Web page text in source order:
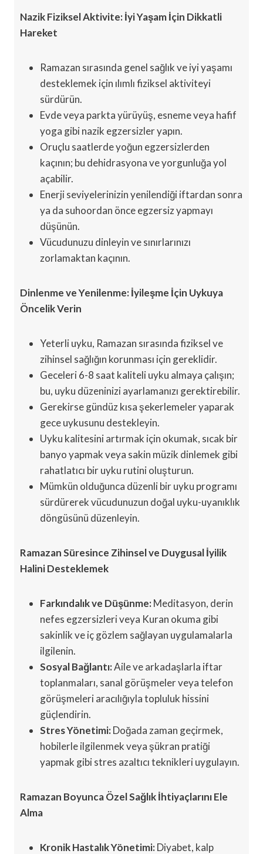
Nazik Fiziksel Aktivite: İyi Yaşam İçin Dikkatli
Hareket
Ramazan sırasında genel sağlık ve iyi yaşamı
desteklemek için ılımlı fiziksel aktiviteyi
sürdürün.
Evde veya parkta yürüyüş, esneme veya hafif
yoga gibi nazik egzersizler yapın.
Oruçlu saatlerde yoğun egzersizlerden
kaçının; bu dehidrasyona ve yorgunluğa yol
açabilir.
Enerji seviyelerinizin yenilendiği iftardan sonra
ya da suhoordan önce egzersiz yapmayı
düşünün.
Vücudunuzu dinleyin ve sınırlarınızı
zorlamaktan kaçının.
Dinlenme ve Yenilenme: İyileşme İçin Uykuya
Öncelik Verin
Yeterli uyku, Ramazan sırasında fiziksel ve
zihinsel sağlığın korunması için gereklidir.
Geceleri 6-8 saat kaliteli uyku almaya çalışın;
bu, uyku düzeninizi ayarlamanızı gerektirebilir.
Gerekirse gündüz kısa şekerlemeler yaparak
gece uykusunu destekleyin.
Uyku kalitesini artırmak için okumak, sıcak bir
banyo yapmak veya sakin müzik dinlemek gibi
rahatlatıcı bir uyku rutini oluşturun.
Mümkün olduğunca düzenli bir uyku programı
sürdürerek vücudunuzun doğal uyku-uyanıklık
döngüsünü düzenleyin.
Ramazan Süresince Zihinsel ve Duygusal İyilik
Halini Desteklemek
Farkındalık ve Düşünme:Meditasyon, derin
nefes egzersizleri veya Kuran okuma gibi
sakinlik ve iç gözlem sağlayan uygulamalarla
ilgilenin.
Sosyal Bağlantı:Aile ve arkadaşlarla iftar
toplanmaları, sanal görüşmeler veya telefon
görüşmeleri aracılığıyla topluluk hissini
güçlendirin.
Stres Yönetimi:Doğada zaman geçirmek,
hobilerle ilgilenmek veya şükran pratiği
yapmak gibi stres azaltıcı teknikleri uygulayın.
Ramazan Boyunca Özel Sağlık İhtiyaçlarını Ele
Alma
Kronik Hastalık Yönetimi:Diyabet, kalp